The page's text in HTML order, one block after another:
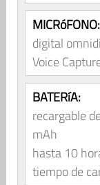
MICRóFONO:
digital
Voice
BATERíA:
recargable
mAh
hasta 10
tiempo de